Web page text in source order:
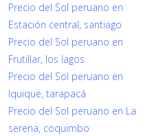
Precio del Sol peruano en
Estación central, santiago
Precio del Sol peruano en
Frutillar, los lagos
Precio del Sol peruano en
Iquique, tarapacá
Precio del Sol peruano en La
serena, coquimbo